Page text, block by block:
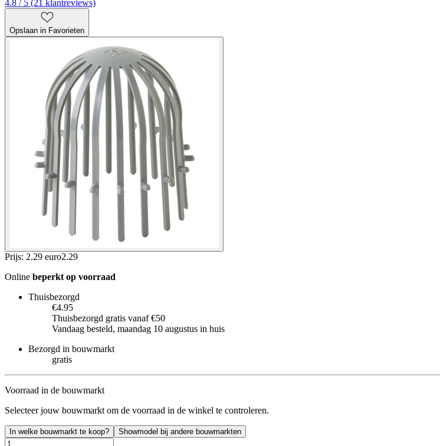
4.8 / 5 (21 klantreviews)
Opslaan in Favorieten
Prijs: 2.29 euro2.29
Online beperkt op voorraad
Thuisbezorgd
€4.95
Thuisbezorgd gratis vanaf €50
Vandaag besteld, maandag 10 augustus in huis
Bezorgd in bouwmarkt
gratis
Voorraad in de bouwmarkt
Selecteer jouw bouwmarkt om de voorraad in de winkel te controleren.
In welke bouwmarkt te koop? Showmodel bij andere bouwmarkten